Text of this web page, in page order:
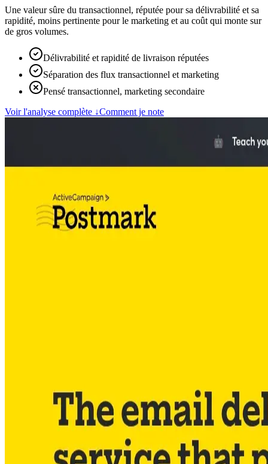
Une valeur sûre du transactionnel, réputée pour sa délivrabilité et sa
rapidité, moins pertinente pour le marketing et au coût qui monte sur
de gros volumes.
Délivrabilité et rapidité de livraison réputées
Séparation des flux transactionnel et marketing
Pensé transactionnel, marketing secondaire
Voir l'analyse complète ↓Comment je note